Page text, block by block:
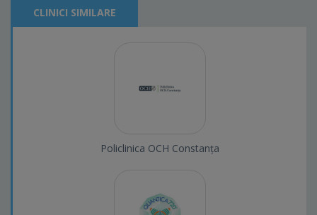
CLINICI SIMILARE
Policlinica OCH Constanța